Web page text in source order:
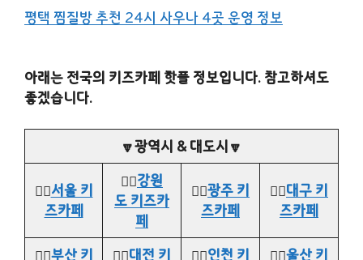
평택 찜질방 추천 24시 사우나 4곳 운영 정보
아래는 전국의 키즈카페 핫플 정보입니다. 참고하셔도
좋겠습니다.
🔽광역시 & 대도시🔽
👉🏻서울 키
즈카페
👉🏻강원
도 키즈카
페
👉🏻광주 키
즈카페
👉🏻대구 키
즈카페
👉🏻부산 키
👉🏻대전 키
👉🏻인천 키
👉🏻울산 키